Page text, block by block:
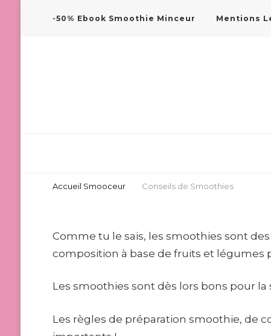
-50% Ebook Smoothie Minceur Mentions
Accueil Smooceur Conseils de Smoothies
Comme tu le sais, les smoothies sont
composition à base de fruits et légumes
Les smoothies sont dès lors bons pour
Les règles de préparation smoothie, de